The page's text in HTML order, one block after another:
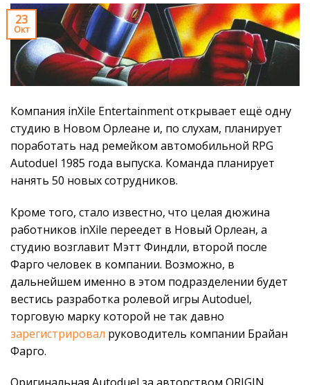
23
Окт
Компания inXile Entertainment открывает ещё одну
студию в Новом Орлеане и, по слухам, планирует
поработать над ремейком автомобильной RPG
Autoduel 1985 года выпуска. Команда планирует
нанять 50 новых сотрудников.
Кроме того, стало известно, что целая дюжина
работников inXile переедет в Новый Орлеан, а
студию возглавит Мэтт Финдли, второй после
Фарго человек в компании. Возможно, в
дальнейшем именно в этом подразделении будет
вестись разработка ролевой игры Autoduel,
торговую марку которой не так давно
зарегистрировал руководитель компании Брайан
Фарго.